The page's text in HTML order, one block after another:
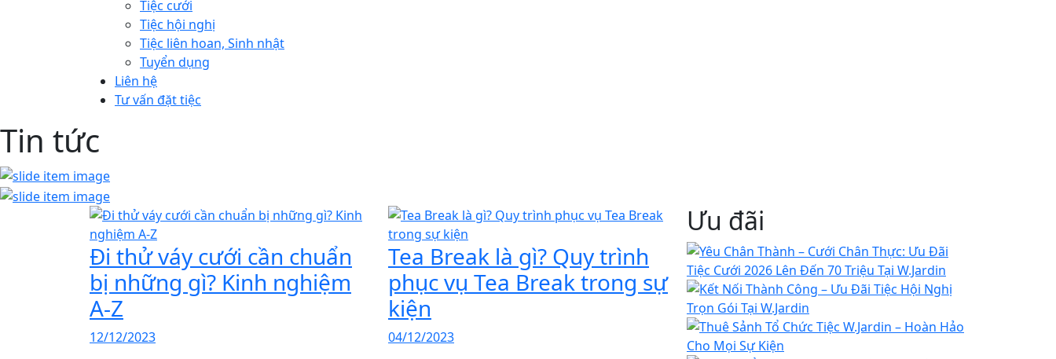
Tiệc cưới
Tiệc hội nghị
Tiệc liên hoan, Sinh nhật
Tuyển dụng
Liên hệ
Tư vấn đặt tiệc
Tin tức
Đi thử váy cưới cần chuẩn
bị những gì? Kinh nghiệm
A-Z
12/12/2023
Tea Break là gì? Quy trình
phục vụ Tea Break trong sự
kiện
04/12/2023
Ưu đãi